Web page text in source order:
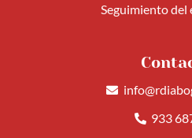
Seguimiento del
933